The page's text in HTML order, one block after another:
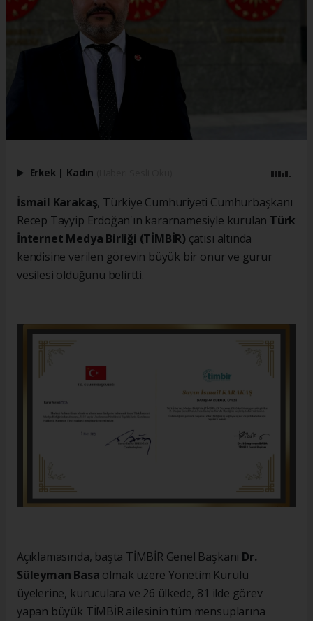
Erkek | Kadın
İsmail Karakaş, Türkiye Cumhuriyeti Cumhurbaşkanı
Recep Tayyip Erdoğan'ın kararnamesiyle kurulan Türk
İnternet Medya Birliği (TİMBİR) çatısı altında
kendisine verilen görevin büyük bir onur ve gurur
vesilesi olduğunu belirtti.
Açıklamasında, başta TİMBİR Genel Başkanı Dr.
Süleyman Basa olmak üzere Yönetim Kurulu
üyelerine, kuruculara ve 26 ülkede, 81 ilde görev
yapan büyük TİMBİR ailesinin tüm mensuplarına